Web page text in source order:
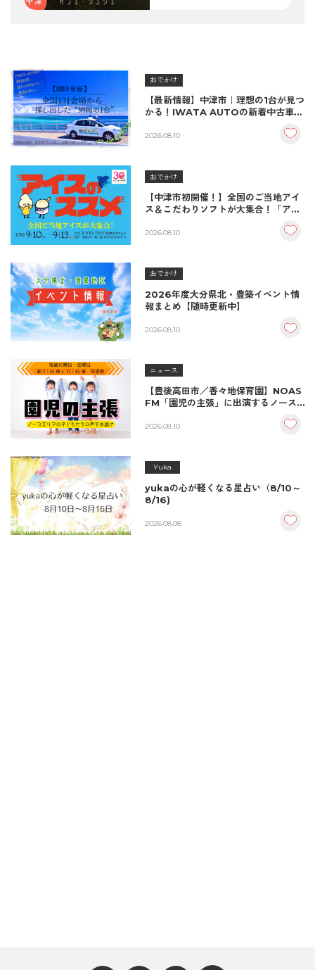
おでかけ
【最新情報】中津市｜理想の1台が見つ
かる！IWATA AUTOの新着中古車＆
2026.08.10
おでかけ
【中津市初開催！】全国のご当地アイ
ス＆こだわりソフトが大集合！「アイ
2026.08.10
おでかけ
2026年度大分県北・豊築イベント情
報まとめ【随時更新中】
2026.08.10
ニュース
【豊後高田市／香々地保育園】NOAS
FM「園児の主張」に出演するノース
2026.08.10
Yuka
yukaの心が軽くなる星占い（8/10～
8/16)
2026.08.08